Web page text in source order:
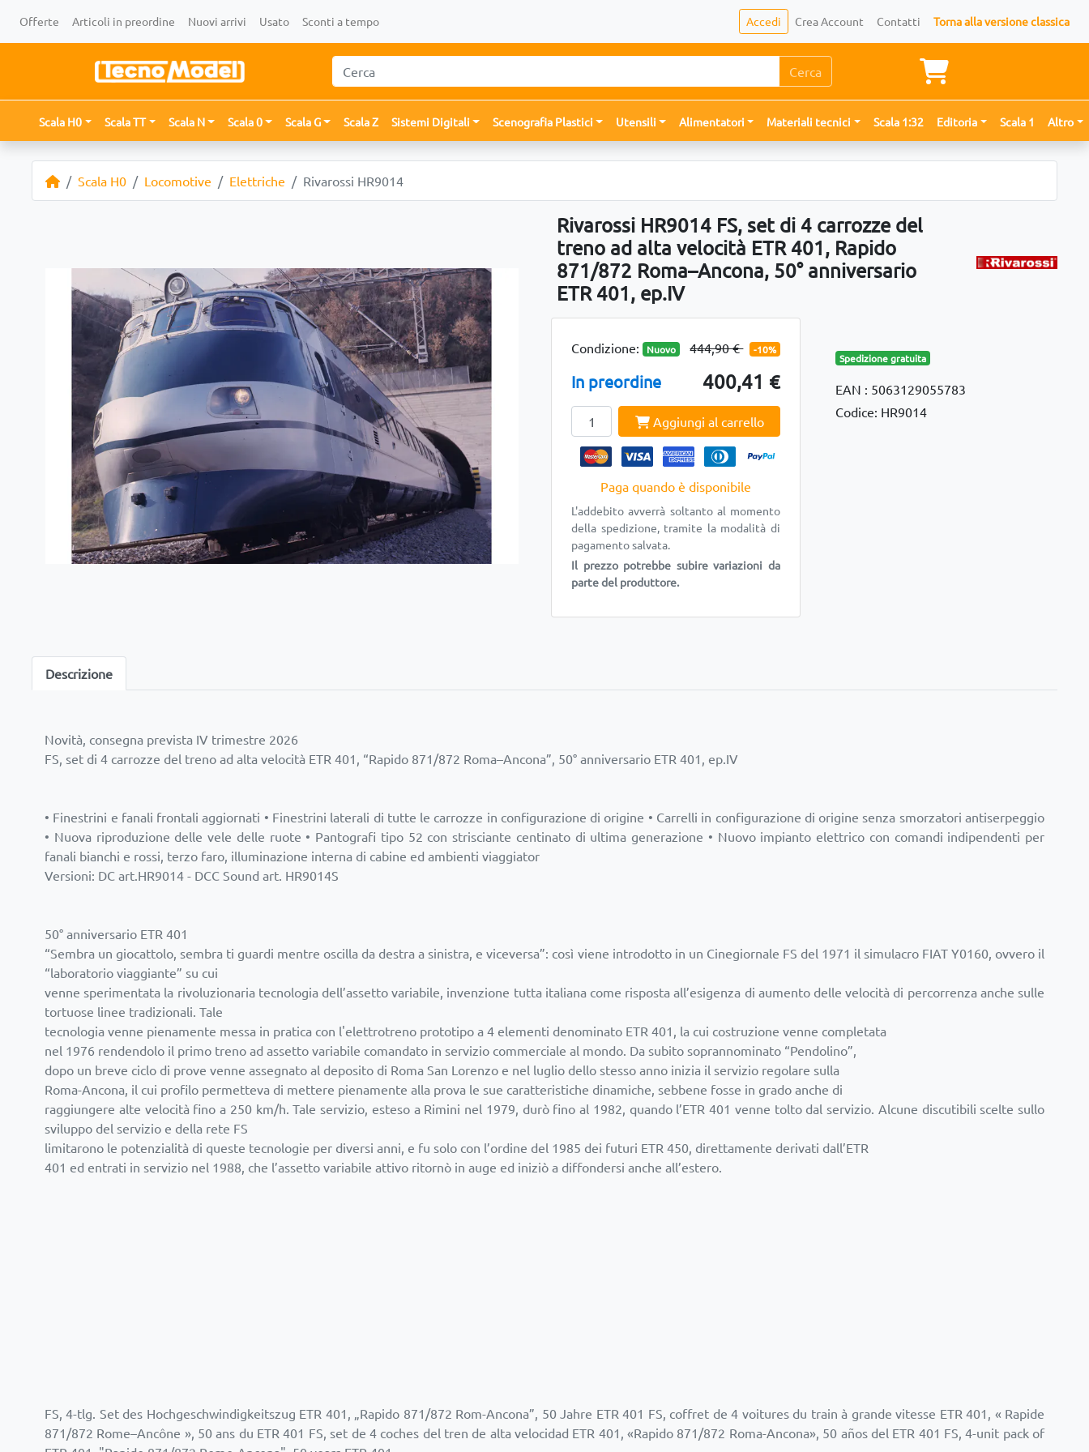
Offerte Articoli in preordine Nuovi arrivi Usato Sconti a tempo Accedi Crea Account Contatti Torna alla versione classica
Cerca
Scala H0 Scala TT Scala N Scala 0 Scala G Scala Z Sistemi Digitali Scenografia Plastici Utensili Alimentatori Materiali tecnici Scala 1:32 Editoria Scala 1 Altro
Scala H0 Locomotive Elettriche Rivarossi HR9014
Rivarossi HR9014 FS, set di 4 carrozze del
treno ad alta velocità ETR 401, Rapido
871/872 Roma–Ancona, 50° anniversario
ETR 401, ep.IV
Condizione: Nuovo 444,90 € -10%
In preordine 400,41 €
Aggiungi al carrello
Paga quando è disponibile
L'addebito avverrà soltanto al momento
della spedizione, tramite la modalità di
pagamento salvata.
Il prezzo potrebbe subire variazioni da
parte del produttore.
Spedizione gratuita
EAN : 5063129055783
Codice: HR9014
Descrizione
Novità, consegna prevista IV trimestre 2026
FS, set di 4 carrozze del treno ad alta velocità ETR 401, “Rapido 871/872 Roma–Ancona”, 50° anniversario ETR 401, ep.IV
• Finestrini e fanali frontali aggiornati • Finestrini laterali di tutte le carrozze in configurazione di origine • Carrelli in configurazione di origine senza smorzatori antiserpeggio
• Nuova riproduzione delle vele delle ruote • Pantografi tipo 52 con strisciante centinato di ultima generazione • Nuovo impianto elettrico con comandi indipendenti per
fanali bianchi e rossi, terzo faro, illuminazione interna di cabine ed ambienti viaggiator
Versioni: DC art.HR9014 - DCC Sound art. HR9014S
50° anniversario ETR 401
“Sembra un giocattolo, sembra ti guardi mentre oscilla da destra a sinistra, e viceversa”: così viene introdotto in un Cinegiornale FS del 1971 il simulacro FIAT Y0160, ovvero il
“laboratorio viaggiante” su cui
venne sperimentata la rivoluzionaria tecnologia dell’assetto variabile, invenzione tutta italiana come risposta all’esigenza di aumento delle velocità di percorrenza anche sulle
tortuose linee tradizionali. Tale
tecnologia venne pienamente messa in pratica con l'elettrotreno prototipo a 4 elementi denominato ETR 401, la cui costruzione venne completata
nel 1976 rendendolo il primo treno ad assetto variabile comandato in servizio commerciale al mondo. Da subito soprannominato “Pendolino”,
dopo un breve ciclo di prove venne assegnato al deposito di Roma San Lorenzo e nel luglio dello stesso anno inizia il servizio regolare sulla
Roma-Ancona, il cui profilo permetteva di mettere pienamente alla prova le sue caratteristiche dinamiche, sebbene fosse in grado anche di
raggiungere alte velocità fino a 250 km/h. Tale servizio, esteso a Rimini nel 1979, durò fino al 1982, quando l’ETR 401 venne tolto dal servizio. Alcune discutibili scelte sullo
sviluppo del servizio e della rete FS
limitarono le potenzialità di queste tecnologie per diversi anni, e fu solo con l’ordine del 1985 dei futuri ETR 450, direttamente derivati dall’ETR
401 ed entrati in servizio nel 1988, che l’assetto variabile attivo ritornò in auge ed iniziò a diffondersi anche all’estero.
FS, 4-tlg. Set des Hochgeschwindigkeitszug ETR 401, „Rapido 871/872 Rom-Ancona”, 50 Jahre ETR 401 FS, coffret de 4 voitures du train à grande vitesse ETR 401, « Rapide
871/872 Rome–Ancône », 50 ans du ETR 401 FS, set de 4 coches del tren de alta velocidad ETR 401, «Rapido 871/872 Roma-Ancona», 50 años del ETR 401 FS, 4-unit pack of